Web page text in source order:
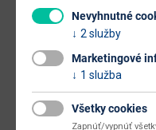
Nevyhnutné
2 služby
Marketingové
1 služba
Všetky cookies
Zapnúť/vypnúť